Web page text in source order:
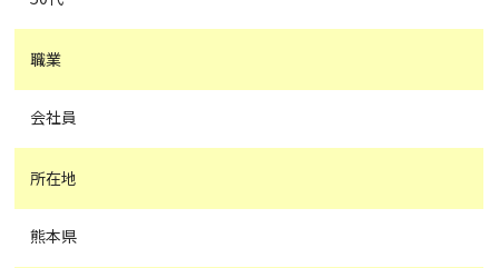
職業
会社員
所在地
熊本県